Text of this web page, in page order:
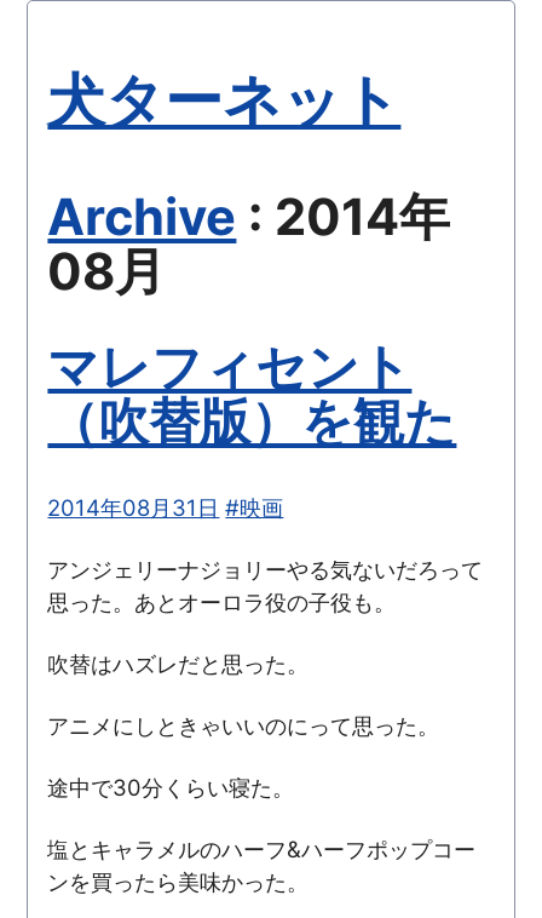
犬ターネット
Archive : 2014年
08月
マレフィセント
（吹替版）を観た
2014年08月31日 #映画
アンジェリーナジョリーやる気ないだろって
思った。あとオーロラ役の子役も。
吹替はハズレだと思った。
アニメにしときゃいいのにって思った。
途中で30分くらい寝た。
塩とキャラメルのハーフ&ハーフポップコー
ンを買ったら美味かった。